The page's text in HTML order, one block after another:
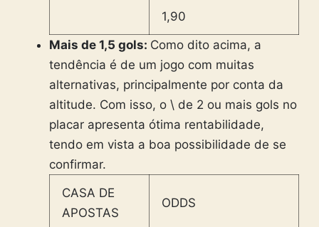
1,90
Mais de 1,5 gols: Como dito acima, a
tendência é de um jogo com muitas
alternativas, principalmente por conta da
altitude. Com isso, o \ de 2 ou mais gols no
placar apresenta ótima rentabilidade,
tendo em vista a boa possibilidade de se
confirmar.
CASA DE
APOSTAS
ODDS